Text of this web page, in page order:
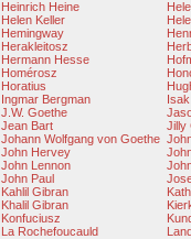
Heinrich Heine
Helen Keller
Hemingway
Herakleitosz
Hermann Hesse
Homérosz
Horatius
Ingmar Bergman
J.W. Goethe
Jean Bart
Jilly
Johann Wolfgang von Goethe
John Hervey
John Lennon
John Paul
Kahlil Gibran
Khalil Gibran
Konfuciusz
La Rochefoucauld